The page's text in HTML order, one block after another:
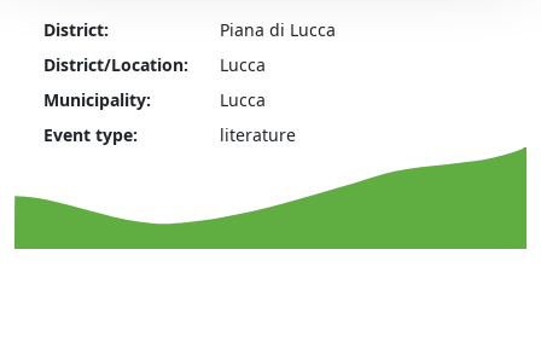
District:
Piana di Lucca
District/Location:
Lucca
Municipality:
Lucca
Event type:
literature